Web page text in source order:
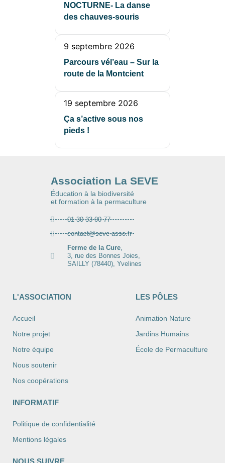
NOCTURNE- La danse
des chauves-souris
9 septembre 2026
Parcours vél’eau – Sur la
route de la Montcient
19 septembre 2026
Ça s’active sous nos
pieds !
Association La SEVE
Éducation à la biodiversité
et formation à la permaculture
01 30 33 00 77
contact@seve-asso.fr
Ferme de la Cure,
3, rue des Bonnes Joies,
SAILLY (78440), Yvelines
L'ASSOCIATION
Accueil
Notre projet
Notre équipe
Nous soutenir
Nos coopérations
LES PÔLES
Animation Nature
Jardins Humains
École de Permaculture
INFORMATIF
Politique de confidentialité
Mentions légales
NOUS SUIVRE